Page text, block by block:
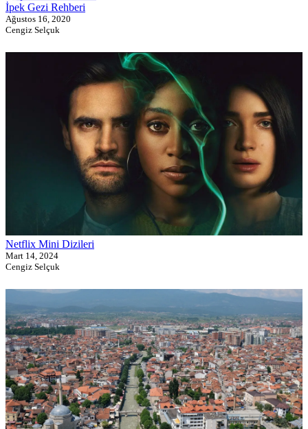
İpek Gezi Rehberi
Ağustos 16, 2020
Cengiz Selçuk
Netflix Mini Dizileri
Mart 14, 2024
Cengiz Selçuk